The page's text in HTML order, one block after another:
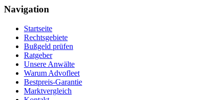
Navigation
Startseite
Rechtsgebiete
Bußgeld prüfen
Ratgeber
Unsere Anwälte
Warum Advofleet
Bestpreis-Garantie
Marktvergleich